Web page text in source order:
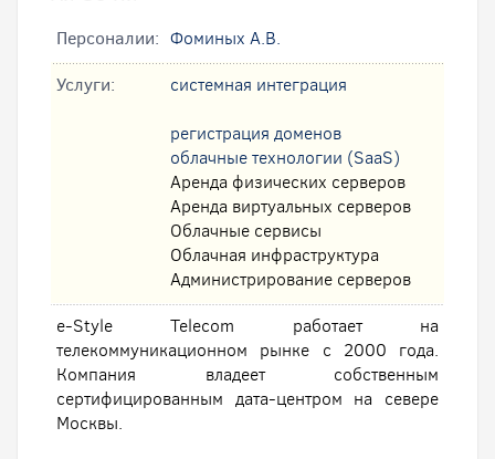
Персоналии: Фоминых А.В.
Услуги:
системная интеграция
регистрация доменов
облачные технологии (SaaS)
Аренда физических серверов
Аренда виртуальных серверов
Облачные сервисы
Облачная инфраструктура
Администрирование серверов
e-Style Telecom работает на
телекоммуникационном рынке с 2000 года.
Компания владеет собственным
сертифицированным дата-центром на севере
Москвы.